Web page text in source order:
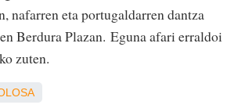
nafarren eta portugaldarren dantza
Berdura Plazan. Eguna afari erraldoi
zuten.